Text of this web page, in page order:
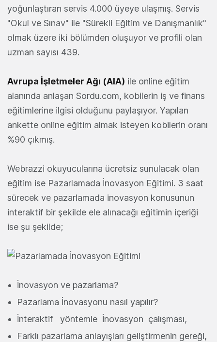
yoğunlaştıran servis 4.000 üyeye ulaşmış. Servis
"Okul ve Sınav" ile "Sürekli Eğitim ve Danışmanlık"
olmak üzere iki bölümden oluşuyor ve profili olan
uzman sayısı 439.
Avrupa İşletmeler Ağı (AIA) ile online eğitim
alanında anlaşan Sordu.com, kobilerin iş ve finans
eğitimlerine ilgisi olduğunu paylaşıyor. Yapılan
ankette online eğitim almak isteyen kobilerin oranı
%90 çıkmış.
Webrazzi okuyucularına ücretsiz sunulacak olan
eğitim ise Pazarlamada İnovasyon Eğitimi. 3 saat
sürecek ve pazarlamada inovasyon konusunun
interaktif bir şekilde ele alınacağı eğitimin içeriği
ise şu şekilde;
İnovasyon ve pazarlama?
Pazarlama İnovasyonu nasıl yapılır?
İnteraktif yöntemle İnovasyon çalışması,
Farklı pazarlama anlayışları geliştirmenin gereği,